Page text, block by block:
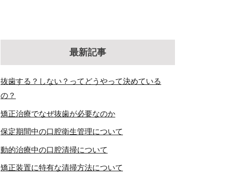
最新記事
抜歯する？しない？ってどうやって決めている
の？
矯正治療でなぜ抜歯が必要なのか
保定期間中の口腔衛生管理について
動的治療中の口腔清掃について
矯正装置に特有な清掃方法について